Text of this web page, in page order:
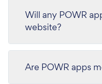
Will any POWR
website?
Are POWR apps